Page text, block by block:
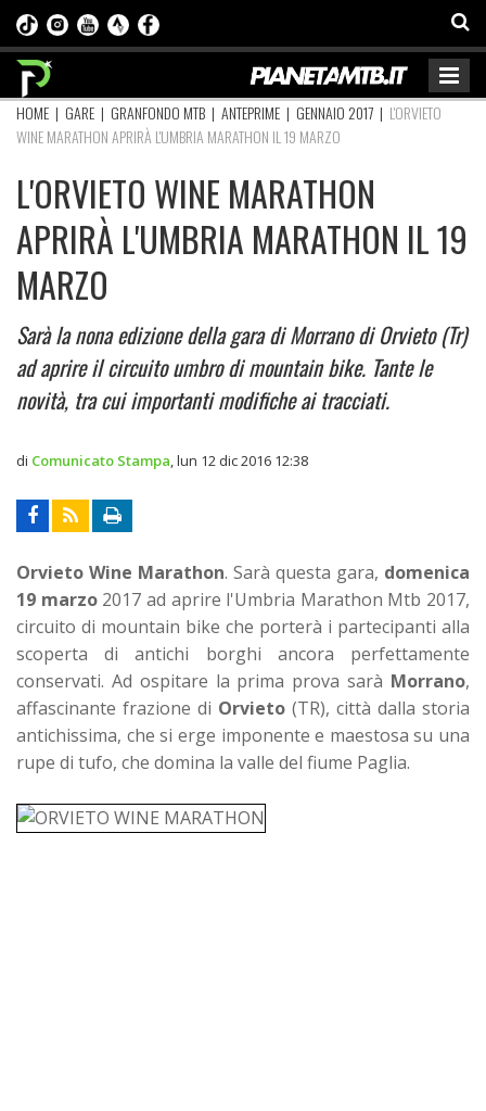
HOME | GARE | GRANFONDO MTB | ANTEPRIME | GENNAIO 2017 | L'ORVIETO
WINE MARATHON APRIRÀ L'UMBRIA MARATHON IL 19 MARZO
L'ORVIETO WINE MARATHON
APRIRÀ L'UMBRIA MARATHON IL 19
MARZO
Sarà la nona edizione della gara di Morrano di Orvieto (Tr)
ad aprire il circuito umbro di mountain bike. Tante le
novità, tra cui importanti modifiche ai tracciati.
di Comunicato Stampa lun 12 dic 2016 12:38
Orvieto Wine Marathon. Sarà questa gara, domenica
19 marzo2017 ad aprire l'Umbria Marathon Mtb 2017,
circuito di mountain bike che porterà i partecipanti alla
scoperta di antichi borghi ancora perfettamente
conservati. Ad ospitare la prima prova sarà Morrano,
affascinante frazione di Orvieto (TR), città dalla storia
antichissima, che si erge imponente e maestosa su una
rupe di tufo, che domina la valle del fiume Paglia.